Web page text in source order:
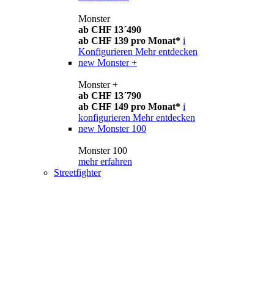
Monster
ab CHF 13´490
ab CHF 139 pro Monat* i
Konfigurieren Mehr entdecken
new Monster +
Monster +
ab CHF 13´790
ab CHF 149 pro Monat* i
konfigurieren Mehr entdecken
new Monster 100
Monster 100
mehr erfahren
Streetfighter